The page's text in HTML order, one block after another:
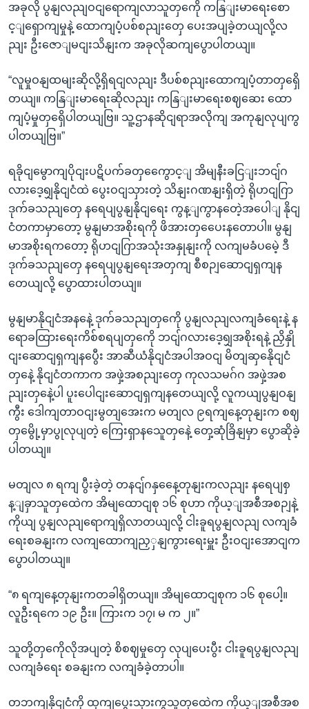
အခုလို ပွနျလညျဝငျရောကျလာသူတှကေို ကနြျးမာရေးစော
င့ျရှောကျမှုနဲ့ ထောကျပံ့ပစ်စညျးတှေ ပေးအပျခဲ့တယျလို့လ
ညျး ဦးဇောျမငျးသိနျးက အခုလိုဆကျပွောပါတယျ။
“လူမှုဝနျထမျးဆိုလို့ရှိရငျလညျး ဒီပစ်စညျးထောကျပံ့တာတှရှေိ
တယျ။ ကနြျးမာရေးဆိုလညျး ကနြျးမာရေးစဈဆေး ထော
ကျပံ့မှုတှရှေိပါတယျဗြ။ သူ့ဌာနဆိုငျရာအလိုကျ အကုနျလုပျကွ
ပါတယျဗြ။”
ရခိုငျမွောကျပိုငျးပဋိပက်ခတှကွေောင့ျ အိမျနီးခငြျးဘငျ်ဂ
လားဒေ့ရျှနိုငျငံထဲ ပွေးဝငျသှားတဲ့ သိနျးဂဏနျးရှိတဲ့ ရိုဟငျဂြာ
ဒုက်ခသညျတှေ နရေပျပွနျနိုငျရေး ကွန့ျကွာနတေဲ့အပေါျ နိုငျ
ငံတကာမှာတော့ မွနျမာအစိုးရကို ဖိအားတှပေေးနတောပါ။ မွနျ
မာအစိုးရကတော့ ရိုဟငျဂြာအသုံးအနှုနျးကို လကျမခံပမေဲ့ ဒီ
ဒုက်ခသညျတှေ နရေပျပွနျရေးအတှကျ စီစဉျဆောငျရှကျန
တေယျလို့ ပွောထားပါတယျ။
မွနျမာနိုငျငံအနနေဲ့ ဒုက်ခသညျတှကေို ပွနျလညျလကျခံရေးနဲ့ န
ရောခထြားရေးကိစ်စရပျတှကေို ဘငျ်ဂလားဒေ့ရျှအစိုးရနဲ့ ညှိနှို
ငျးဆောငျရှကျနပွေီး အာဆီယံနိုငျငံအပါအဝငျ မိတျဆှနေိုငျငံ
တှနေဲ့ နိုငျငံတကာက အဖှဲ့အစညျးတှေ ကုလသမဂ်ဂ အဖှဲ့အစ
ညျးတှနေဲ့ပါ ပူးပေါငျးဆောငျရှကျနတေယျလို့ လူကယျပွနျဝနျ
ကွီး ဒေါကျတာဝငျးမွတျအေးက မတျလ ၉ရကျနေ့တုနျးက စဈ
တှမွေို့မှာပွုလုပျတဲ့ ကြေးရှာနသေူတှနေဲ့ တှေ့ဆုံခြိနျမှာ ပွောဆိုခဲ့
ပါတယျ။
မတျလ ၈ ရကျ ပွီးခဲ့တဲ့ တနငျ်ဂနှနေေ့တုနျးကလညျး နရေပျစှ
န့ျခှာသူတှထေဲက အိမျထောငျစု ၁၆ စုဟာ ကိုယ့ျအစီအစဉျနဲ့
ကိုယျ ပွနျလညျရောကျရှိလာတယျလို့ ငါးခူရပွနျလညျ လကျခံ
ရေးစခနျးက လကျထောကျညှှနျကွားရေးမှူး ဦးဝငျးအောငျက
ပွောပါတယျ။
“၈ ရကျနေ့တုနျးကတခါရှိတယျ။ အိမျထောငျစုက ၁၆ စုပေါ့။
လူဦးရကေ ၁၉ ဦး။ ကြားက ၁၇၊ မ က ၂။”
သူတို့တှကေိုလိုအပျတဲ့ စိစဈမှုတှေ လုပျပေးပွီး ငါးခူရပွနျလညျ
လကျခံရေး စခနျးက လကျခံခဲ့တာပါ။
တဘကျနိုငျငံကို ထှကျပွေးသှားကွသူတှထေဲက ကိုယ့ျအစီအစ